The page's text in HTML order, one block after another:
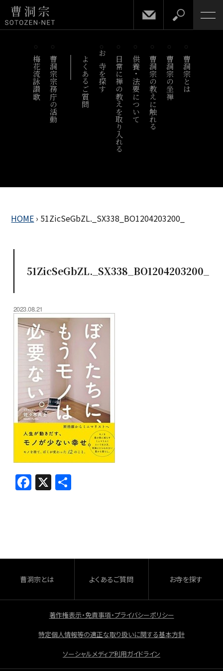
梅花流詠讃歌 曹洞宗宗務庁の活動 よくあるご質問 お寺を探す 日常に禅の教えを取り入れる供養・法要について曹洞宗の教えに触れる 曹洞宗の坐禅 曹洞宗とは
HOME › 51ZicSeGbZL._SX338_BO1204203200_
51ZicSeGbZL._SX338_BO1204203200_
2023.08.21
F
a
o
o
k
X 共
曹洞宗とは よくあるご質問 お寺を探す
著作権表示・免責事項・プライバシーポリシー
特定個人情報等の適正な取り扱いに関する基本方針
ソーシャルメディア利用ガイドライン